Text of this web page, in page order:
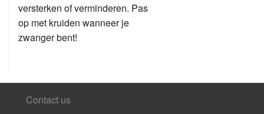
versterken of verminderen. Pas
op met kruiden wanneer je
zwanger bent!
Contact us